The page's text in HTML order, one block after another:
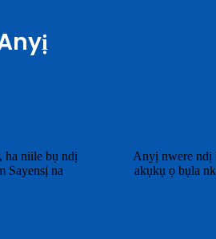
ha niile bụ ndị
Sayensị na
Anyị nwere ndị
akụkụ ọ bụla